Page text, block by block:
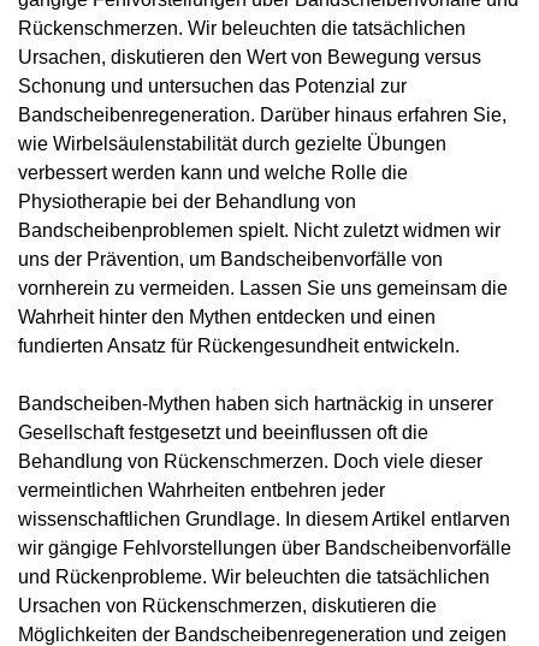
Rückenschmerzen. Wir beleuchten die tatsächlichen
Ursachen, diskutieren den Wert von Bewegung versus
Schonung und untersuchen das Potenzial zur
Bandscheibenregeneration. Darüber hinaus erfahren Sie,
wie Wirbelsäulenstabilität durch gezielte Übungen
verbessert werden kann und welche Rolle die
Physiotherapie bei der Behandlung von
Bandscheibenproblemen spielt. Nicht zuletzt widmen wir
uns der Prävention, um Bandscheibenvorfälle von
vornherein zu vermeiden. Lassen Sie uns gemeinsam die
Wahrheit hinter den Mythen entdecken und einen
fundierten Ansatz für Rückengesundheit entwickeln.
Bandscheiben-Mythen haben sich hartnäckig in unserer
Gesellschaft festgesetzt und beeinflussen oft die
Behandlung von Rückenschmerzen. Doch viele dieser
vermeintlichen Wahrheiten entbehren jeder
wissenschaftlichen Grundlage. In diesem Artikel entlarven
wir gängige Fehlvorstellungen über Bandscheibenvorfälle
und Rückenprobleme. Wir beleuchten die tatsächlichen
Ursachen von Rückenschmerzen, diskutieren die
Möglichkeiten der Bandscheibenregeneration und zeigen